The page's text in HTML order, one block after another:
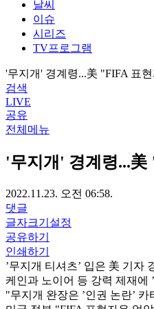
날씨
이슈
시리즈
TV프로그램
'무지개' 경계령...美 "FIFA 표
검색
LIVE
공유
전체메뉴
'무지개' 경계령...
2022.11.23. 오전 06:58.
댓글
글자크기설정
공유하기
인쇄하기
’무지개 티셔츠’ 입은 美 기자
케인과 노이어 등 강력 제재에
"무지개 완장은 ’인권 논란’